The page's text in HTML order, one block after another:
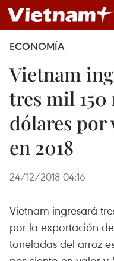
ECONOMÍA
Vietnam
tres mil
dólares por
en 2018
24/12/2018 04:16
Vietnam ingresará
por la exportación
toneladas del arroz